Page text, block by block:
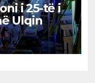
i 25-të i
Ulqin